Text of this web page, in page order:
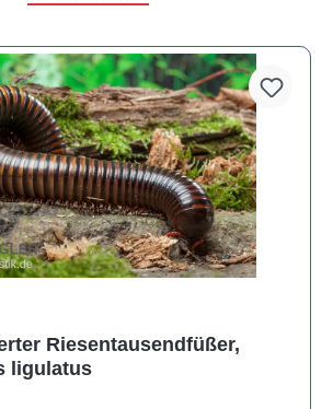
Riesentausendfüßer,
ligulatus